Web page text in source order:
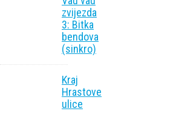
zvijezda
3: Bitka
bendova
(sinkro)
Kraj
Hrastove
ulice